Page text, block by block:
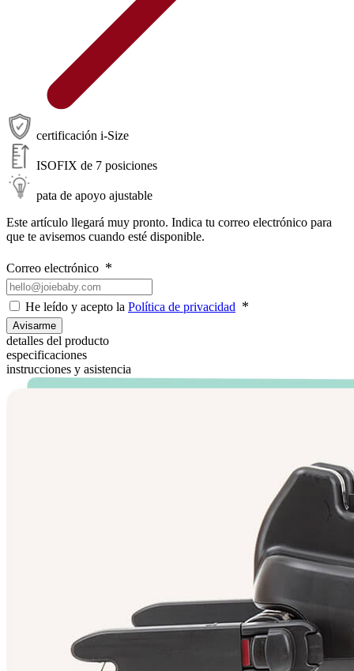
certificación i-Size
ISOFIX de 7 posiciones
pata de apoyo ajustable
Este artículo llegará muy pronto. Indica tu correo electrónico para
que te avisemos cuando esté disponible.
Correo electrónico
He leído y acepto la Política de privacidad
Avisarme
detalles del producto
especificaciones
instrucciones y asistencia